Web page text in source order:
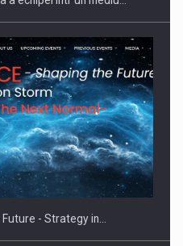
of Protein Demand
- Strategy in…